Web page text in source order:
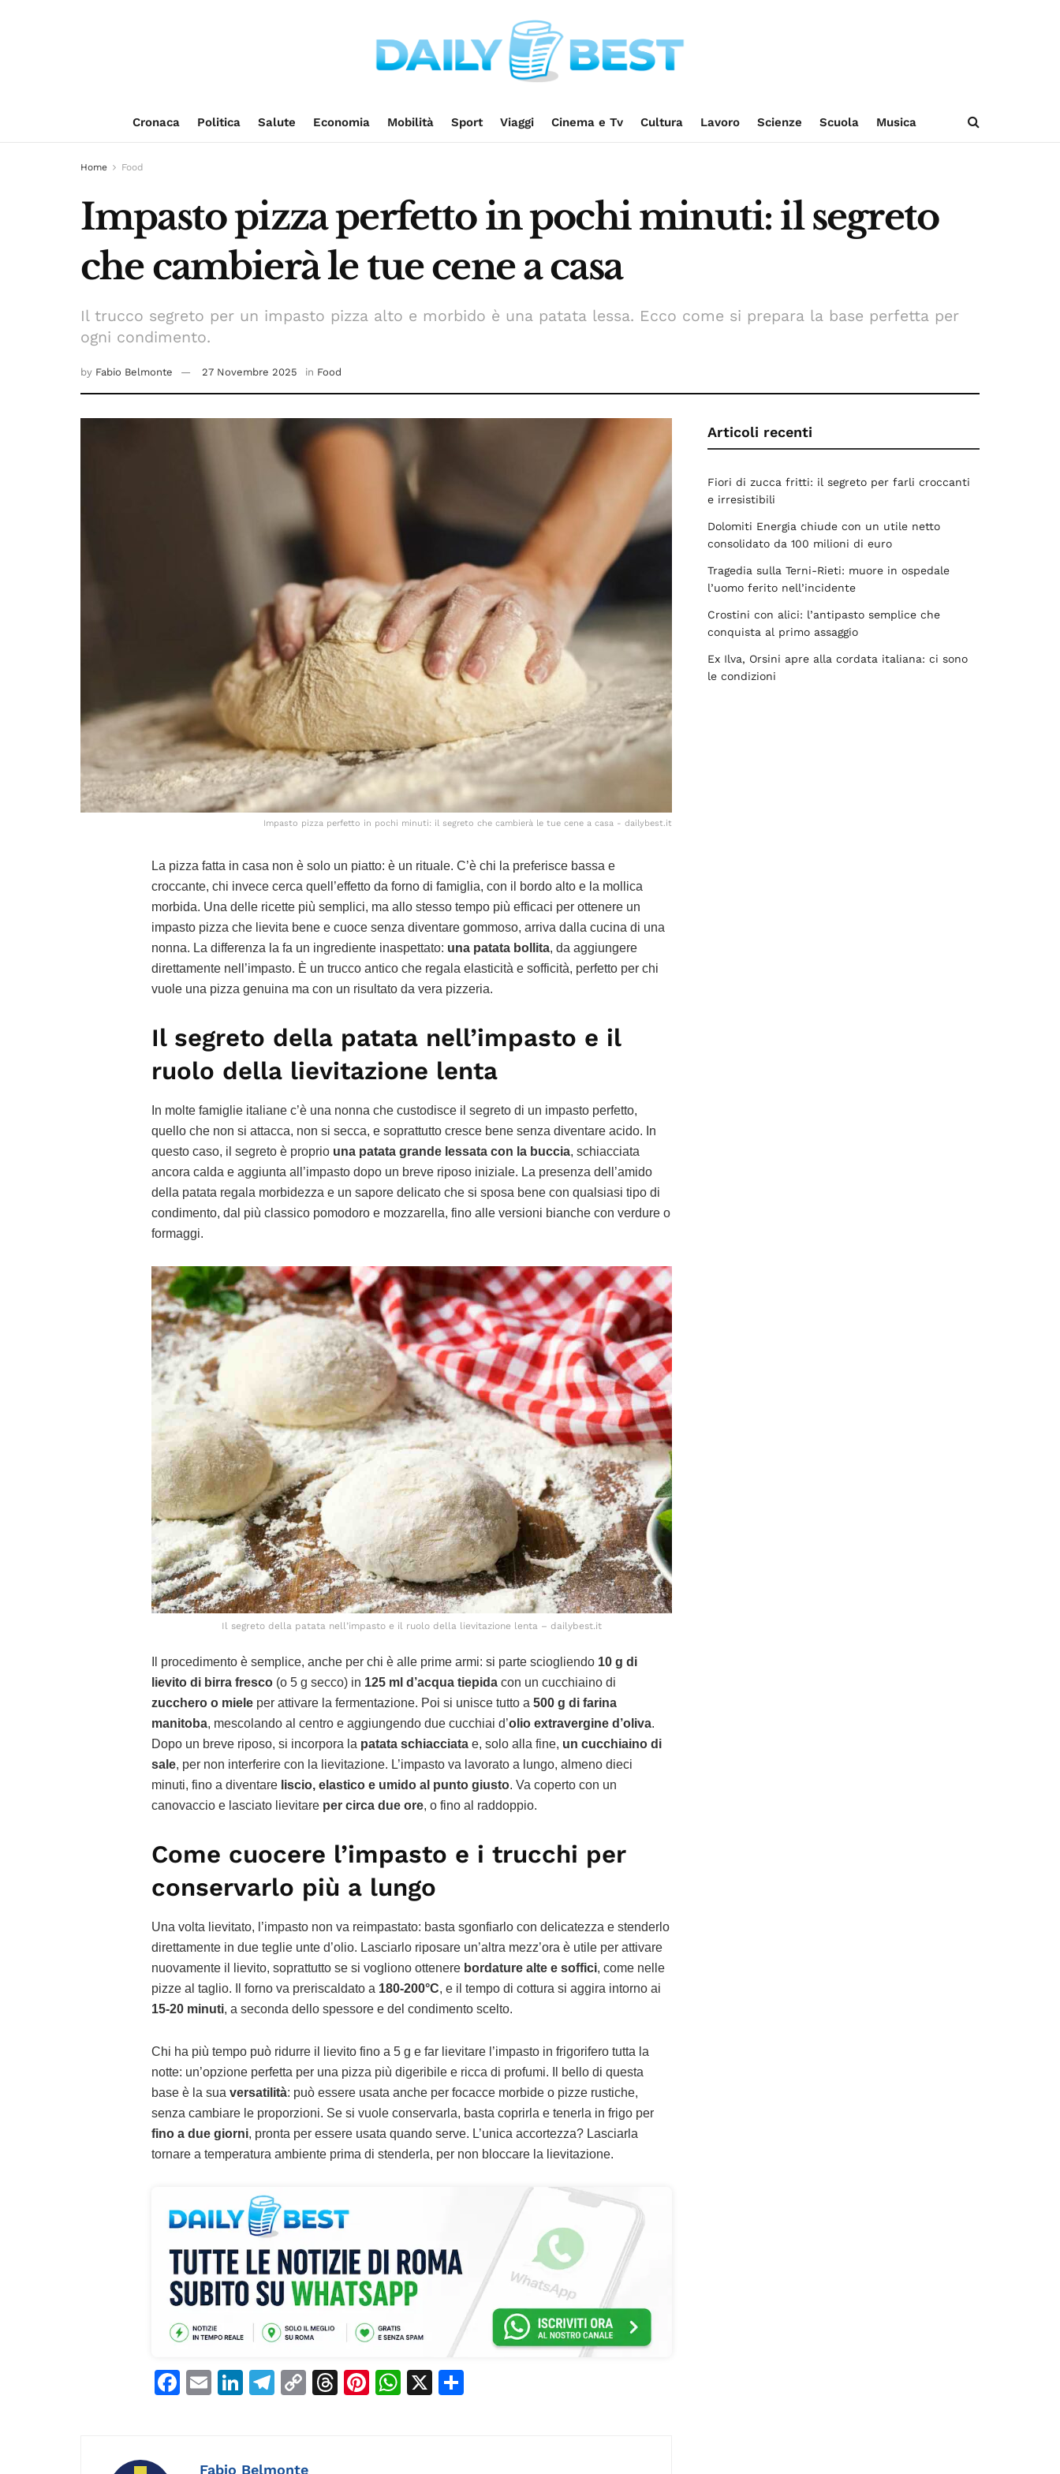
Cronaca Politica Salute Economia Mobilità Sport Viaggi Cinema e Tv Cultura Lavoro Scienze Scuola Musica
Home Food
Impasto pizza perfetto in pochi minuti: il segreto
che cambierà le tue cene a casa
Il trucco segreto per un impasto pizza alto e morbido è una patata lessa. Ecco come si prepara la base perfetta per
ogni condimento.
by Fabio Belmonte 27 Novembre 2025 in Food
Impasto pizza perfetto in pochi minuti: il segreto che cambierà le tue cene a casa - dailybest.it
La pizza fatta in casa non è solo un piatto: è un rituale. C’è chi la preferisce bassa e
croccante, chi invece cerca quell’effetto da forno di famiglia, con il bordo alto e la mollica
morbida. Una delle ricette più semplici, ma allo stesso tempo più efficaci per ottenere un
impasto pizza che lievita bene e cuoce senza diventare gommoso, arriva dalla cucina di una
nonna. La differenza la fa un ingrediente inaspettato: una patata bollita, da aggiungere
direttamente nell’impasto. È un trucco antico che regala elasticità e sofficità, perfetto per chi
vuole una pizza genuina ma con un risultato da vera pizzeria.
Il segreto della patata nell’impasto e il
ruolo della lievitazione lenta
In molte famiglie italiane c’è una nonna che custodisce il segreto di un impasto perfetto,
quello che non si attacca, non si secca, e soprattutto cresce bene senza diventare acido. In
questo caso, il segreto è proprio una patata grande lessata con la buccia, schiacciata
ancora calda e aggiunta all’impasto dopo un breve riposo iniziale. La presenza dell’amido
della patata regala morbidezza e un sapore delicato che si sposa bene con qualsiasi tipo di
condimento, dal più classico pomodoro e mozzarella, fino alle versioni bianche con verdure o
formaggi.
Il segreto della patata nell’impasto e il ruolo della lievitazione lenta – dailybest.it
Il procedimento è semplice, anche per chi è alle prime armi: si parte sciogliendo 10 g di
lievito di birra fresco (o 5 g secco) in 125 ml d’acqua tiepida con un cucchiaino di
zucchero o miele per attivare la fermentazione. Poi si unisce tutto a 500 g di farina
manitoba, mescolando al centro e aggiungendo due cucchiai d’olio extravergine d’oliva.
Dopo un breve riposo, si incorpora la patata schiacciata e, solo alla fine, un cucchiaino di
sale, per non interferire con la lievitazione. L’impasto va lavorato a lungo, almeno dieci
minuti, fino a diventare liscio, elastico e umido al punto giusto. Va coperto con un
canovaccio e lasciato lievitare per circa due ore, o fino al raddoppio.
Come cuocere l’impasto e i trucchi per
conservarlo più a lungo
Una volta lievitato, l’impasto non va reimpastato: basta sgonfiarlo con delicatezza e stenderlo
direttamente in due teglie unte d’olio. Lasciarlo riposare un’altra mezz’ora è utile per attivare
nuovamente il lievito, soprattutto se si vogliono ottenere bordature alte e soffici, come nelle
pizze al taglio. Il forno va preriscaldato a 180-200°C, e il tempo di cottura si aggira intorno ai
15-20 minuti, a seconda dello spessore e del condimento scelto.
Chi ha più tempo può ridurre il lievito fino a 5 g e far lievitare l’impasto in frigorifero tutta la
notte: un’opzione perfetta per una pizza più digeribile e ricca di profumi. Il bello di questa
base è la sua versatilità: può essere usata anche per focacce morbide o pizze rustiche,
senza cambiare le proporzioni. Se si vuole conservarla, basta coprirla e tenerla in frigo per
fino a due giorni, pronta per essere usata quando serve. L’unica accortezza? Lasciarla
tornare a temperatura ambiente prima di stenderla, per non bloccare la lievitazione.
F
E
l
Li
e
T
gr
C
T
Pi W X
Fabio Belmonte
Articoli recenti
Fiori di zucca fritti: il segreto per farli croccanti
e irresistibili
Dolomiti Energia chiude con un utile netto
consolidato da 100 milioni di euro
Tragedia sulla Terni-Rieti: muore in ospedale
l’uomo ferito nell’incidente
Crostini con alici: l’antipasto semplice che
conquista al primo assaggio
Ex Ilva, Orsini apre alla cordata italiana: ci sono
le condizioni